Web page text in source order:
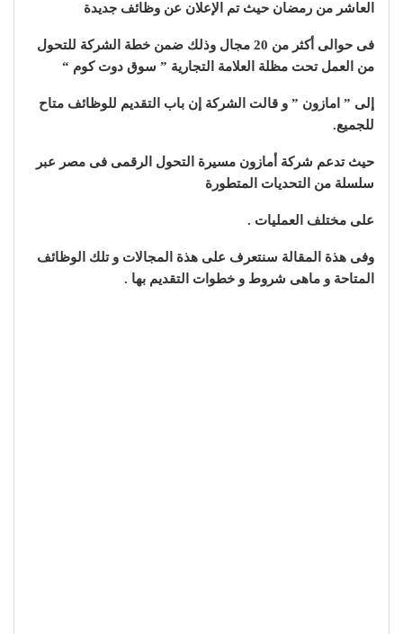
العاشر من رمضان حيث تم الإعلان عن وظائف جديدة
فى حوالى أكثر من 20 مجال وذلك ضمن خطة الشركة للتحول
من العمل تحت مظلة العلامة التجارية ” سوق دوت كوم “
إلى ” امازون ” و قالت الشركة إن باب التقديم للوظائف متاح
للجميع.
حيث تدعم شركة أمازون مسيرة التحول الرقمى فى مصر عبر
سلسلة من التحديات المتطورة
على مختلف العمليات .
وفى هذة المقالة سنتعرف على هذة المجالات و تلك الوظائف
المتاحة و ماهى شروط و خطوات التقديم بها .